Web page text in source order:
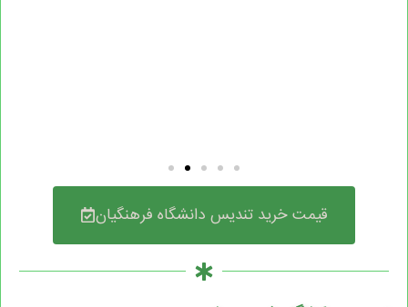
قیمت خرید تندیس دانشگاه فرهنگیان